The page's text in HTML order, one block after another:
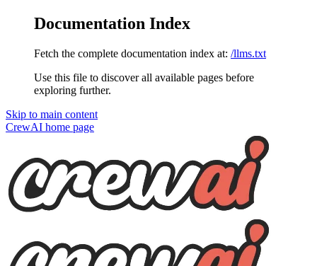
Documentation Index
Fetch the complete documentation index at: /llms.txt
Use this file to discover all available pages before
exploring further.
Skip to main content
CrewAI home page